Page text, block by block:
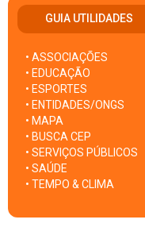
GUIA UTILIDADES
• ASSOCIAÇÕES
• EDUCAÇÃO
• ESPORTES
• ENTIDADES/ONGS
• MAPA
• BUSCA CEP
• SERVIÇOS PÚBLICOS
• SAÚDE
• TEMPO & CLIMA